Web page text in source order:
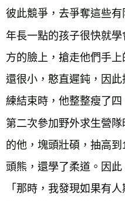
彼此競爭，去爭奪這些有
年長一點的孩子很快就
方的臉上，搶走他們手
還很小，憨直遲鈍，因
練結束時，他整整瘦了四
第二次參加野外求生營
的他，塊頭壯碩，抽高
頭熊，還學了柔道。因
「那時，我發現如果有